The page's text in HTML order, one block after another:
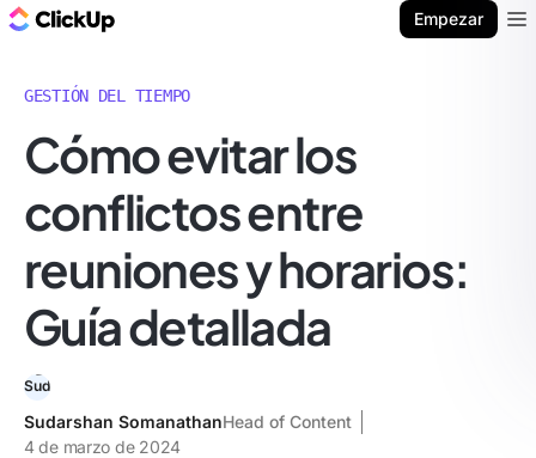
Empezar
GESTIÓN DEL TIEMPO
Cómo evitar los
conflictos entre
reuniones y horarios:
Guía detallada
Sudarshan SomanathanHead of Content
4 de marzo de 2024